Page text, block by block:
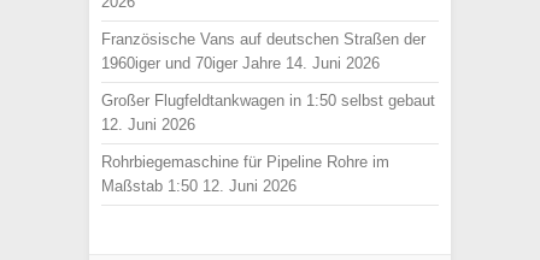
Französische Vans auf deutschen Straßen der
1960iger und 70iger Jahre 14. Juni 2026
Großer Flugfeldtankwagen in 1:50 selbst gebaut
12. Juni 2026
Rohrbiegemaschine für Pipeline Rohre im
Maßstab 1:50 12. Juni 2026